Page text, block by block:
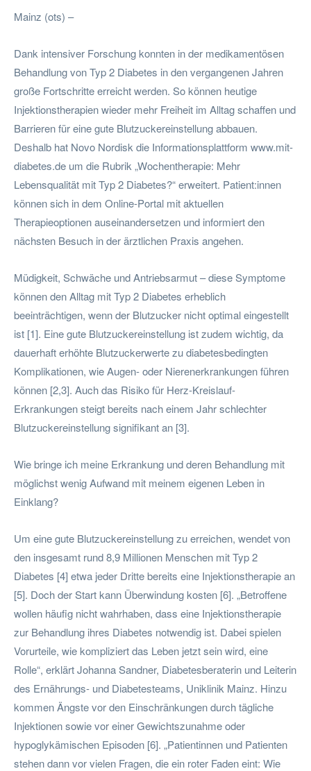
Mainz (ots) –
Dank intensiver Forschung konnten in der medikamentösen
Behandlung von Typ 2 Diabetes in den vergangenen Jahren
große Fortschritte erreicht werden. So können heutige
Injektionstherapien wieder mehr Freiheit im Alltag schaffen und
Barrieren für eine gute Blutzuckereinstellung abbauen.
Deshalb hat Novo Nordisk die Informationsplattform www.mit-
diabetes.de um die Rubrik „Wochentherapie: Mehr
Lebensqualität mit Typ 2 Diabetes?“ erweitert. Patient:innen
können sich in dem Online-Portal mit aktuellen
Therapieoptionen auseinandersetzen und informiert den
nächsten Besuch in der ärztlichen Praxis angehen.
Müdigkeit, Schwäche und Antriebsarmut – diese Symptome
können den Alltag mit Typ 2 Diabetes erheblich
beeinträchtigen, wenn der Blutzucker nicht optimal eingestellt
ist [1]. Eine gute Blutzuckereinstellung ist zudem wichtig, da
dauerhaft erhöhte Blutzuckerwerte zu diabetesbedingten
Komplikationen, wie Augen- oder Nierenerkrankungen führen
können [2,3]. Auch das Risiko für Herz-Kreislauf-
Erkrankungen steigt bereits nach einem Jahr schlechter
Blutzuckereinstellung signifikant an [3].
Wie bringe ich meine Erkrankung und deren Behandlung mit
möglichst wenig Aufwand mit meinem eigenen Leben in
Einklang?
Um eine gute Blutzuckereinstellung zu erreichen, wendet von
den insgesamt rund 8,9 Millionen Menschen mit Typ 2
Diabetes [4] etwa jeder Dritte bereits eine Injektionstherapie an
[5]. Doch der Start kann Überwindung kosten [6]. „Betroffene
wollen häufig nicht wahrhaben, dass eine Injektionstherapie
zur Behandlung ihres Diabetes notwendig ist. Dabei spielen
Vorurteile, wie kompliziert das Leben jetzt sein wird, eine
Rolle“, erklärt Johanna Sandner, Diabetesberaterin und Leiterin
des Ernährungs- und Diabetesteams, Uniklinik Mainz. Hinzu
kommen Ängste vor den Einschränkungen durch tägliche
Injektionen sowie vor einer Gewichtszunahme oder
hypoglykämischen Episoden [6]. „Patientinnen und Patienten
stehen dann vor vielen Fragen, die ein roter Faden eint: Wie